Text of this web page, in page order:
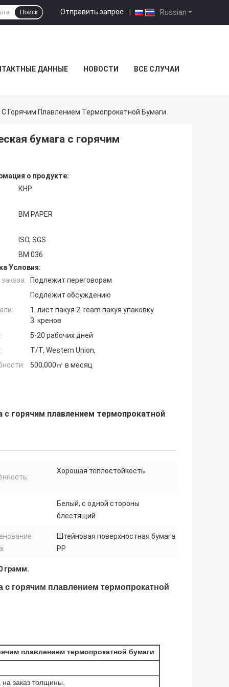
Russian
Отправить запрос |
Поиск
ДАННЫЕ НОВОСТИ ВСЕ СЛУЧАИ
Горячим Плавлением Термопрокатной Бумаги
бумага с горячим
о продукте:
КНР
BM PAPER
ISO, SGS
BM 036
Условия:
Подлежит переговорам
Подлежит обсуждению
1. лист пакуя 2. ream пакуя упаковку
3. кренов
5-20 рабочих дней
T/T, Western Union,
500,000㎡ в месяц
с горячим плавлением термопрокатной
Хорошая теплостойкость
Белый, с одной стороны
блестящий
Штейновая поверхностная бумага
PP
грамм.
с горячим плавлением термопрокатной
плавлением термопрокатной бумаги
заказ толщины.